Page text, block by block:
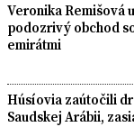
Veronika Remišová
podozrivý obchod
emirátmi
Húsíovia zaútočili
Saudskej Arábii,